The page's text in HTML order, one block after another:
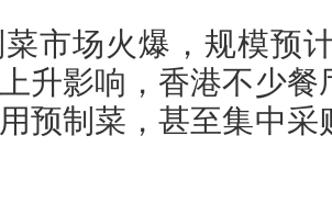
市场火爆，规模预
升影响，香港不少
预制菜，甚至集中